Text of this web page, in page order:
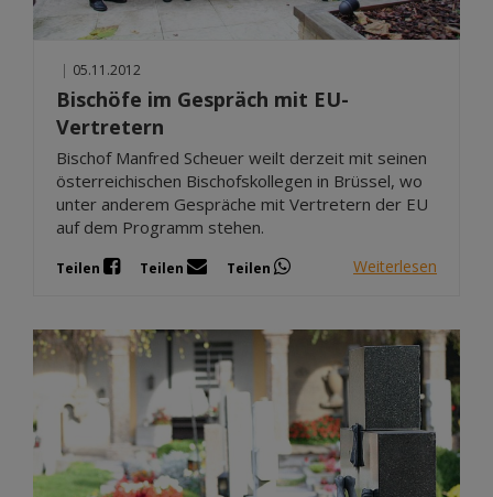
| 05.11.2012
Bischöfe im Gespräch mit EU-
Vertretern
Bischof Manfred Scheuer weilt derzeit mit seinen
österreichischen Bischofskollegen in Brüssel, wo
unter anderem Gespräche mit Vertretern der EU
auf dem Programm stehen.
Teilen Teilen Teilen Weiterlesen